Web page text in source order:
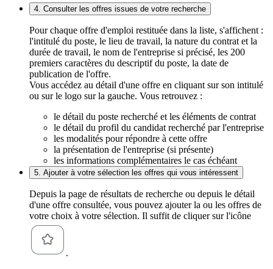
4. Consulter les offres issues de votre recherche
Pour chaque offre d'emploi restituée dans la liste, s'affichent :
l'intitulé du poste, le lieu de travail, la nature du contrat et la
durée de travail, le nom de l'entreprise si précisé, les 200
premiers caractères du descriptif du poste, la date de
publication de l'offre.
Vous accédez au détail d'une offre en cliquant sur son intitulé
ou sur le logo sur la gauche. Vous retrouvez :
le détail du poste recherché et les éléments de contrat
le détail du profil du candidat recherché par l'entreprise
les modalités pour répondre à cette offre
la présentation de l'entreprise (si présente)
les informations complémentaires le cas échéant
5. Ajouter à votre sélection les offres qui vous intéressent
Depuis la page de résultats de recherche ou depuis le détail
d'une offre consultée, vous pouvez ajouter la ou les offres de
votre choix à votre sélection. Il suffit de cliquer sur l'icône
.